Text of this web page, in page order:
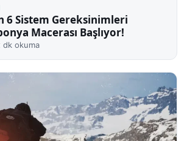
6 Sistem Gereksinimleri
Macerası Başlıyor!
dk okuma